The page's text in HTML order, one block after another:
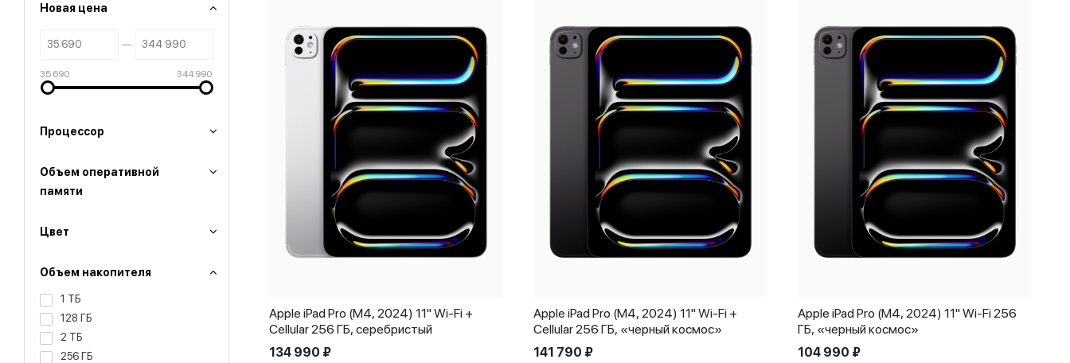
Apple iPad Pro (M4, 2024) 11" Wi-Fi +
Cellular 256 ГБ, серебристый
134 990 ₽
Apple iPad Pro (M4, 2024) 11" Wi-Fi +
Cellular 256 ГБ, «черный космос»
141 790 ₽
Apple iPad Pro (M4, 2024) 11" Wi-Fi 256
ГБ, «черный космос»
104 990 ₽
Новая цена
35 690 344 990
Процессор
Объем оперативной
памяти
Цвет
Объем накопителя
1 ТБ
128 ГБ
2 ТБ
256 ГБ